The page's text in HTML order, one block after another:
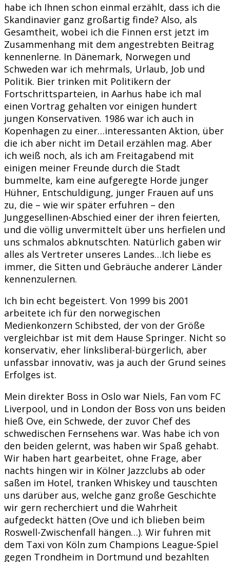
habe ich Ihnen schon einmal erzählt, dass ich die
Skandinavier ganz großartig finde? Also, als
Gesamtheit, wobei ich die Finnen erst jetzt im
Zusammenhang mit dem angestrebten Beitrag
kennenlerne. In Dänemark, Norwegen und
Schweden war ich mehrmals, Urlaub, Job und
Politik. Bier trinken mit Politikern der
Fortschrittsparteien, in Aarhus habe ich mal
einen Vortrag gehalten vor einigen hundert
jungen Konservativen. 1986 war ich auch in
Kopenhagen zu einer…interessanten Aktion, über
die ich aber nicht im Detail erzählen mag. Aber
ich weiß noch, als ich am Freitagabend mit
einigen meiner Freunde durch die Stadt
bummelte, kam eine aufgeregte Horde junger
Hühner, Entschuldigung, junger Frauen auf uns
zu, die – wie wir später erfuhren – den
Junggesellinen-Abschied einer der ihren feierten,
und die völlig unvermittelt über uns herfielen und
uns schmalos abknutschten. Natürlich gaben wir
alles als Vertreter unseres Landes…Ich liebe es
immer, die Sitten und Gebräuche anderer Länder
kennenzulernen.
Ich bin echt begeistert. Von 1999 bis 2001
arbeitete ich für den norwegischen
Medienkonzern Schibsted, der von der Größe
vergleichbar ist mit dem Hause Springer. Nicht so
konservativ, eher linksliberal-bürgerlich, aber
unfassbar innovativ, was ja auch der Grund seines
Erfolges ist.
Mein direkter Boss in Oslo war Niels, Fan vom FC
Liverpool, und in London der Boss von uns beiden
hieß Ove, ein Schwede, der zuvor Chef des
schwedischen Fernsehens war. Was habe ich von
den beiden gelernt, was haben wir Spaß gehabt.
Wir haben hart gearbeitet, ohne Frage, aber
nachts hingen wir in Kölner Jazzclubs ab oder
saßen im Hotel, tranken Whiskey und tauschten
uns darüber aus, welche ganz große Geschichte
wir gern recherchiert und die Wahrheit
aufgedeckt hätten (Ove und ich blieben beim
Roswell-Zwischenfall hängen…). Wir fuhren mit
dem Taxi von Köln zum Champions League-Spiel
gegen Trondheim in Dortmund und bezahlten